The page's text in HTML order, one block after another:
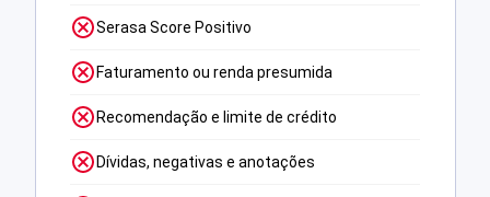
Serasa Score Positivo
Faturamento ou renda presumida
Recomendação e limite de crédito
Dívidas, negativas e anotações